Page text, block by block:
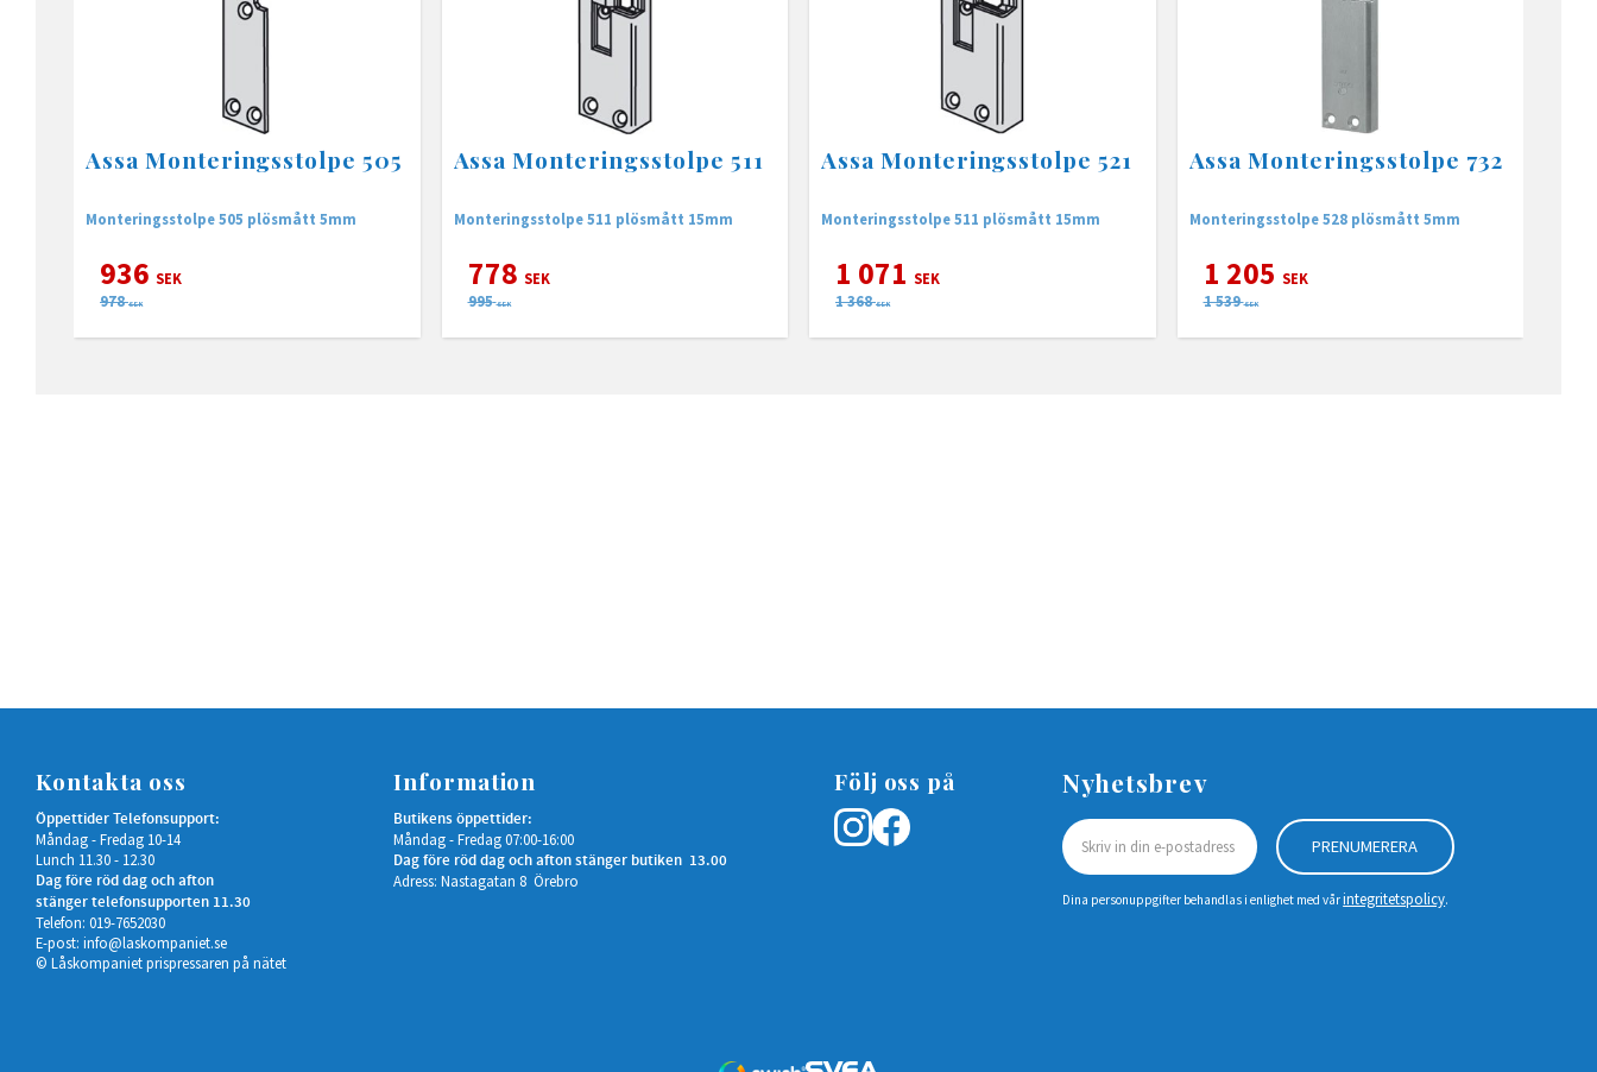
Assa Monteringsstolpe 505
Monteringsstolpe 505 plösmått 5mm
936 SEK
978 SEK
Assa Monteringsstolpe 511
Monteringsstolpe 511 plösmått 15mm
778 SEK
995 SEK
Assa Monteringsstolpe 521
Monteringsstolpe 511 plösmått 15mm
1 071 SEK
1 368 SEK
Assa Monteringsstolpe 732
Monteringsstolpe 528 plösmått 5mm
1 205 SEK
1 539 SEK
Kontakta oss
Öppettider Telefonsupport:
Måndag - Fredag 10-14
Lunch 11.30 - 12.30
Dag före röd dag och afton
stänger telefonsupporten 11.30
Telefon: 019-7652030
E-post: info@laskompaniet.se
© Låskompaniet prispressaren på nätet
Information
Butikens öppettider:
Måndag - Fredag 07:00-16:00
Dag före röd dag och afton stänger butiken 13.00
Adress: Nastagatan 8 Örebro
Följ oss på Nyhetsbrev
PRENUMERERA
Dina personuppgifter behandlas i enlighet med vårintegritetspolicy.